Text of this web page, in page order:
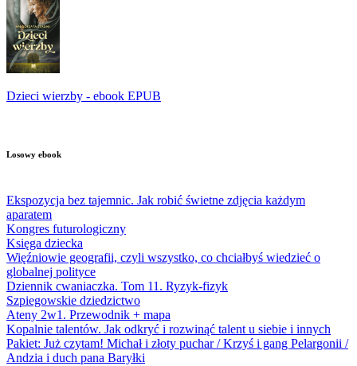
Dzieci wierzby - ebook EPUB
Losowy ebook
Ekspozycja bez tajemnic. Jak robić świetne zdjęcia każdym
aparatem
Kongres futurologiczny
Księga dziecka
Więźniowie geografii, czyli wszystko, co chciałbyś wiedzieć o
globalnej polityce
Dziennik cwaniaczka. Tom 11. Ryzyk-fizyk
Szpiegowskie dziedzictwo
Ateny 2w1. Przewodnik + mapa
Kopalnie talentów. Jak odkryć i rozwinąć talent u siebie i innych
Pakiet: Już czytam! Michał i złoty puchar / Krzyś i gang Pelargonii /
Andzia i duch pana Baryłki